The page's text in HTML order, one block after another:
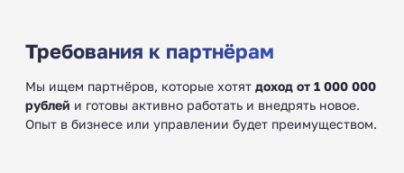
Требования к партнёрам
Мы ищем партнёров, которые хотят доход от 1 000 000
рублей и готовы активно работать и внедрять новое.
Опыт в бизнесе или управлении будет преимуществом.